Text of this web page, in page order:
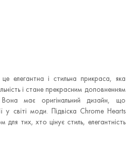
елегантна і стильна прикраса, яка
і стане прекрасним доповненням
має оригінальний дизайн, що
у світі моди. Підвіска Chrome Hearts
тих, хто цінує стиль, елегантність